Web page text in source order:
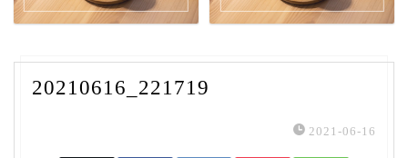
20210616_221719
2021-06-16